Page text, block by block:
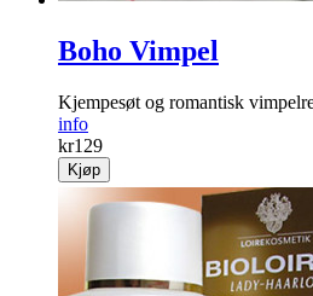
Boho Vimpel
Kjempesøt og romantisk
info
kr129
Kjøp